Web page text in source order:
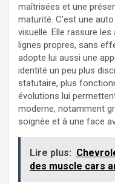
maîtrisées et une
maturité. C’est une
visuelle. Elle rassure
lignes propres, sans
adopte lui aussi une
identité un peu plus
statutaire, plus
évolutions lui
moderne, notamment
soignée et à une face
Lire plus:
des muscle cars